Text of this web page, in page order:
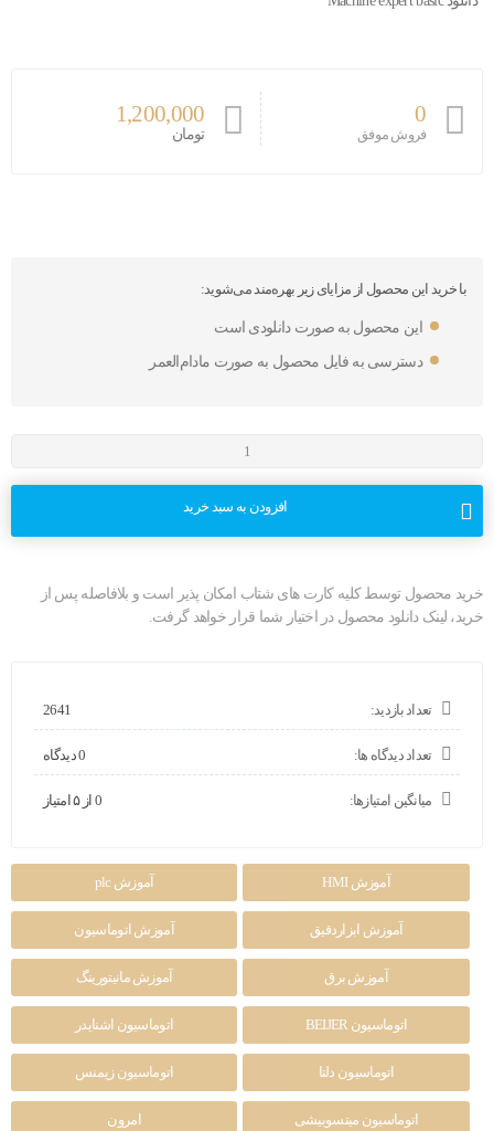
0
فروش موفق
1,200,000
تومان
با خرید این محصول از مزایای زیر بهره‌مند می‌شوید:
این محصول به صورت دانلودی است
دسترسی به فایل محصول به صورت مادام‌العمر
افزودن به سبد خرید
خرید محصول توسط کلیه کارت های شتاب امکان پذیر است و بلافاصله پس از
خرید، لینک دانلود محصول در اختیار شما قرار خواهد گرفت.
تعداد بازدید: 2641
تعداد دیدگاه ها: 0 دیدگاه
میانگین امتیازها: 0 از ۵ امتیاز
آموزش HMI آموزش plc
آموزش ابزاردقیق آموزش اتوماسیون
آموزش برق آموزش مانیتورینگ
اتوماسیون BEIJER اتوماسیون اشنایدر
اتوماسیون دلتا اتوماسیون زیمنس
اتوماسیون میتسوبیشی امرون